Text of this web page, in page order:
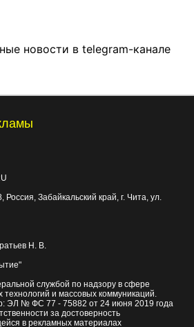
новости в telegram-канале
, Россия, Забайкальский край, г. Чита, ул.
Н. В.
службой по надзору в сфере
и массовых коммуникаций.
ЭЛ № ФС 77 - 75882 от 24 июня 2019 года
за достоверность
в рекламных материалах